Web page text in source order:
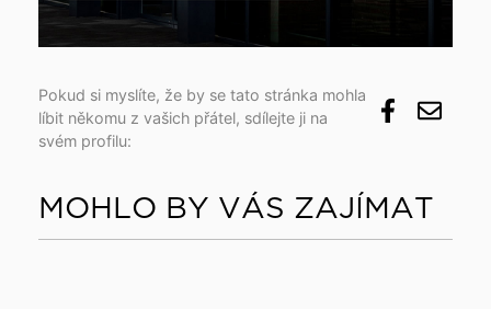
Pokud si myslíte, že by se tato stránka mohla
líbit někomu z vašich přátel, sdílejte ji na
svém profilu:
MOHLO BY VÁS ZAJÍMAT